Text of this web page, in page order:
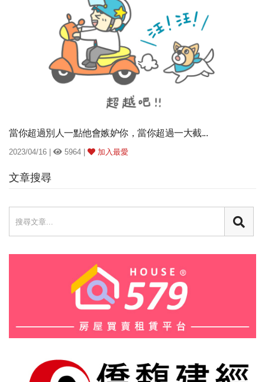
文章搜尋
當你超過別人一點他會嫉妒你，當你超過一大截...
2023/04/16 | 5964 | 加入最愛